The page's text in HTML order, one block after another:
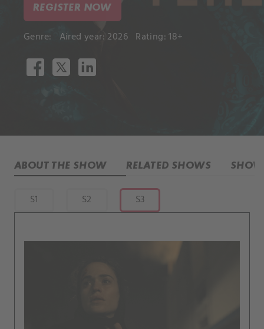
REGISTER NOW
Genre: Aired year: 2026 Rating: 18+
ABOUT THE SHOW RELATED SHOWS
S1 S2 S3